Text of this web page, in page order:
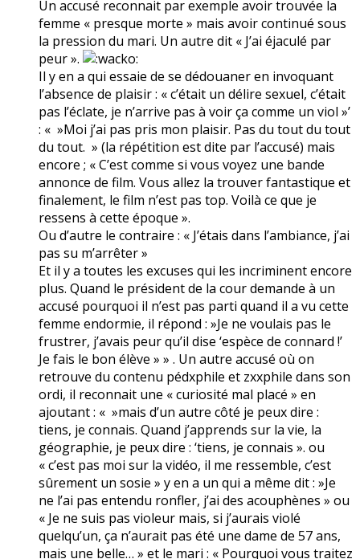
Un accusé reconnait par exemple avoir trouvée la
femme « presque morte » mais avoir continué sous
la pression du mari. Un autre dit « J’ai éjaculé par
peur ».
Il y en a qui essaie de se dédouaner en invoquant
l’absence de plaisir : « c’était un délire sexuel, c’était
pas l’éclate, je n’arrive pas à voir ça comme un viol »’
: « »Moi j’ai pas pris mon plaisir. Pas du tout du tout
du tout. » (la répétition est dite par l’accusé) mais
encore ; « C’est comme si vous voyez une bande
annonce de film. Vous allez la trouver fantastique et
finalement, le film n’est pas top. Voilà ce que je
ressens à cette époque ».
Ou d’autre le contraire : « J’étais dans l’ambiance, j’ai
pas su m’arrêter »
Et il y a toutes les excuses qui les incriminent encore
plus. Quand le président de la cour demande à un
accusé pourquoi il n’est pas parti quand il a vu cette
femme endormie, il répond : »Je ne voulais pas le
frustrer, j’avais peur qu’il dise ‘espèce de connard !’
Je fais le bon élève » » . Un autre accusé où on
retrouve du contenu pédxphile et zxxphile dans son
ordi, il reconnait une « curiosité mal placé » en
ajoutant : « »mais d’un autre côté je peux dire :
tiens, je connais. Quand j’apprends sur la vie, la
géographie, je peux dire : ‘tiens, je connais ». ou
« c’est pas moi sur la vidéo, il me ressemble, c’est
sûrement un sosie » y en a un qui a même dit : »Je
ne l’ai pas entendu ronfler, j’ai des acouphènes » ou
« Je ne suis pas violeur mais, si j’aurais violé
quelqu’un, ça n’aurait pas été une dame de 57 ans,
mais une belle… » et le mari : « Pourquoi vous traitez